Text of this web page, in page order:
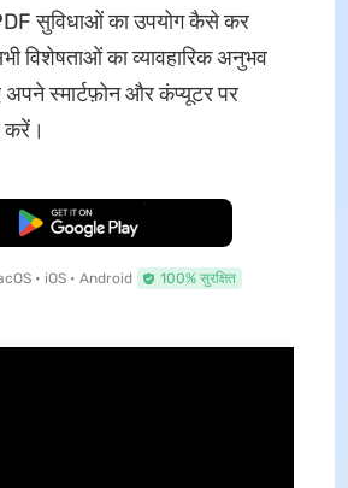
सुविधाओं का उपयोग कैसे कर
विशेषताओं का व्यावहारिक अनुभव
अपने स्मार्टफ़ोन और कंप्यूटर पर
करें।
मुफ्त डाउनलोड
• iOS • Android 100% सुरक्षित